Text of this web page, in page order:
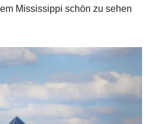
Mississippi schön zu sehen